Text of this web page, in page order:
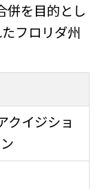
併を目的とし
フロリダ州
クイジショ